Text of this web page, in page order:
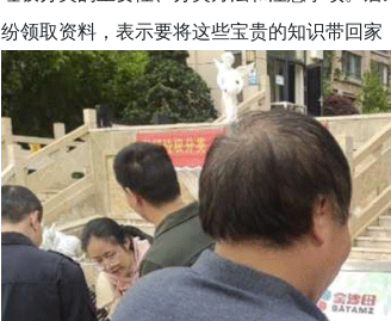
纷领取资料，表示要将这些宝贵的知识带回家